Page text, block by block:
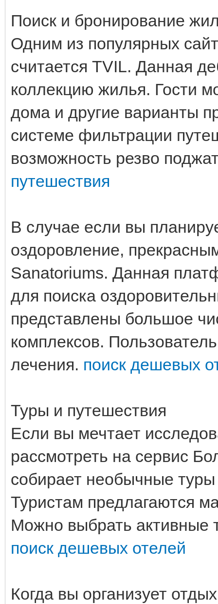
Поиск и бронирование
Одним из популярных
считается TVIL. Данная
коллекцию жилья. Гости
дома и другие варианты
системе фильтрации
возможность резво
путешествия
В случае если вы
оздоровление,
Sanatoriums. Данная
для поиска
представлены большое
комплексов.
лечения. поиск дешевых
Туры и путешествия
Если вы мечтает
рассмотреть на сервис
собирает необычные
Туристам предлагаются
Можно выбрать активные
поиск дешевых отелей
Когда вы организует